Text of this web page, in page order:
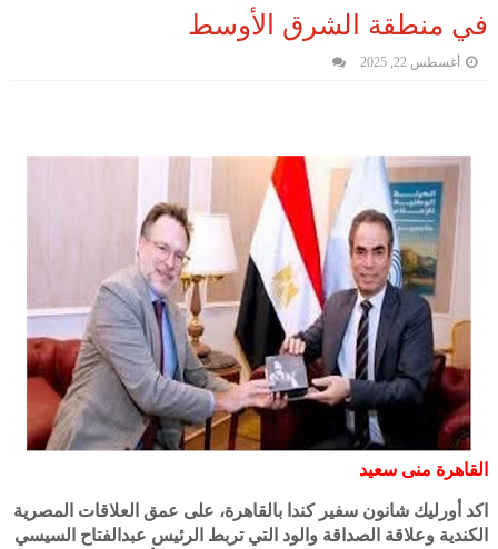
في منطقة الشرق الأوسط
أغسطس 22, 2025
القاهرة منى سعيد
اكد أورليك شانون سفير كندا بالقاهرة، على عمق العلاقات المصرية
الكندية وعلاقة الصداقة والود التي تربط الرئيس عبدالفتاح السيسي